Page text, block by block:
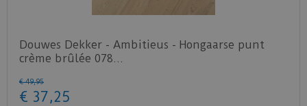
Douwes Dekker - Ambitieus - Hongaarse punt
crème brûlée 078…
€ 49,95
€ 37,25